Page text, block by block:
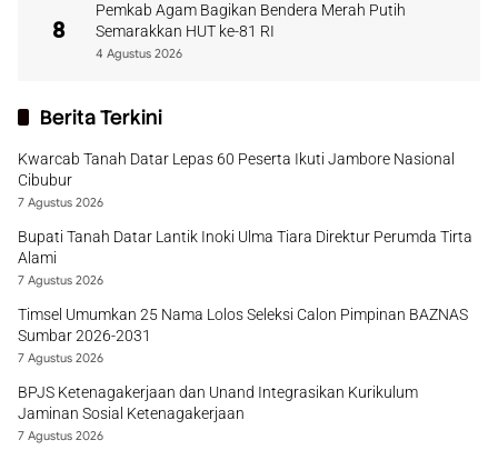
8
Pemkab Agam Bagikan Bendera Merah Putih
Semarakkan HUT ke-81 RI
4 Agustus 2026
Berita Terkini
Kwarcab Tanah Datar Lepas 60 Peserta Ikuti Jambore Nasional
Cibubur
7 Agustus 2026
Bupati Tanah Datar Lantik Inoki Ulma Tiara Direktur Perumda Tirta
Alami
7 Agustus 2026
Timsel Umumkan 25 Nama Lolos Seleksi Calon Pimpinan BAZNAS
Sumbar 2026-2031
7 Agustus 2026
BPJS Ketenagakerjaan dan Unand Integrasikan Kurikulum
Jaminan Sosial Ketenagakerjaan
7 Agustus 2026